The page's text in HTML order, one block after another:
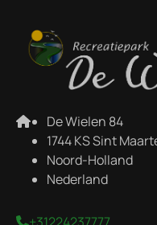
De Wielen 84
1744 KS Sint
Noord-Holland
Nederland